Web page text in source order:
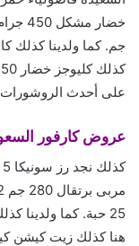
على أحدث
عروض كارفور